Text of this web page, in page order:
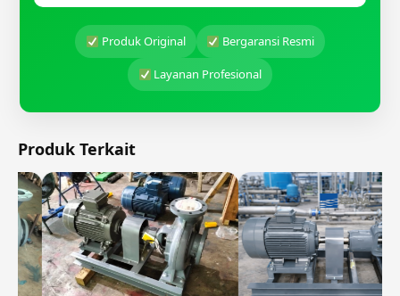
Produk Original Bergaransi Resmi
Layanan Profesional
Produk Terkait